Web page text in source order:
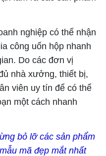
nghiệp có thể nhận
công uốn hộp nhanh
Do các đơn vị
nhà xưởng, thiết bị,
viên uy tín để có thể
một cách nhanh
bỏ lỡ các sản phẩm
mã đẹp mắt nhất